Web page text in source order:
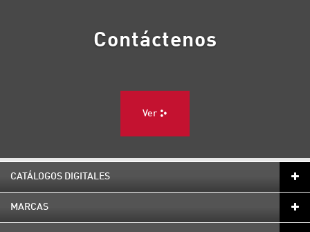
Contáctenos
Ver
CATÁLOGOS DIGITALES
MARCAS